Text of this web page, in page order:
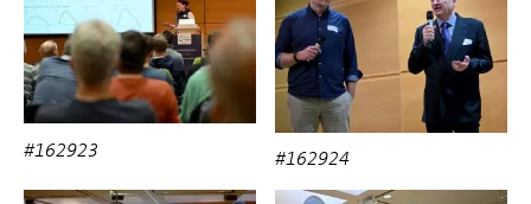
#162923 #162924